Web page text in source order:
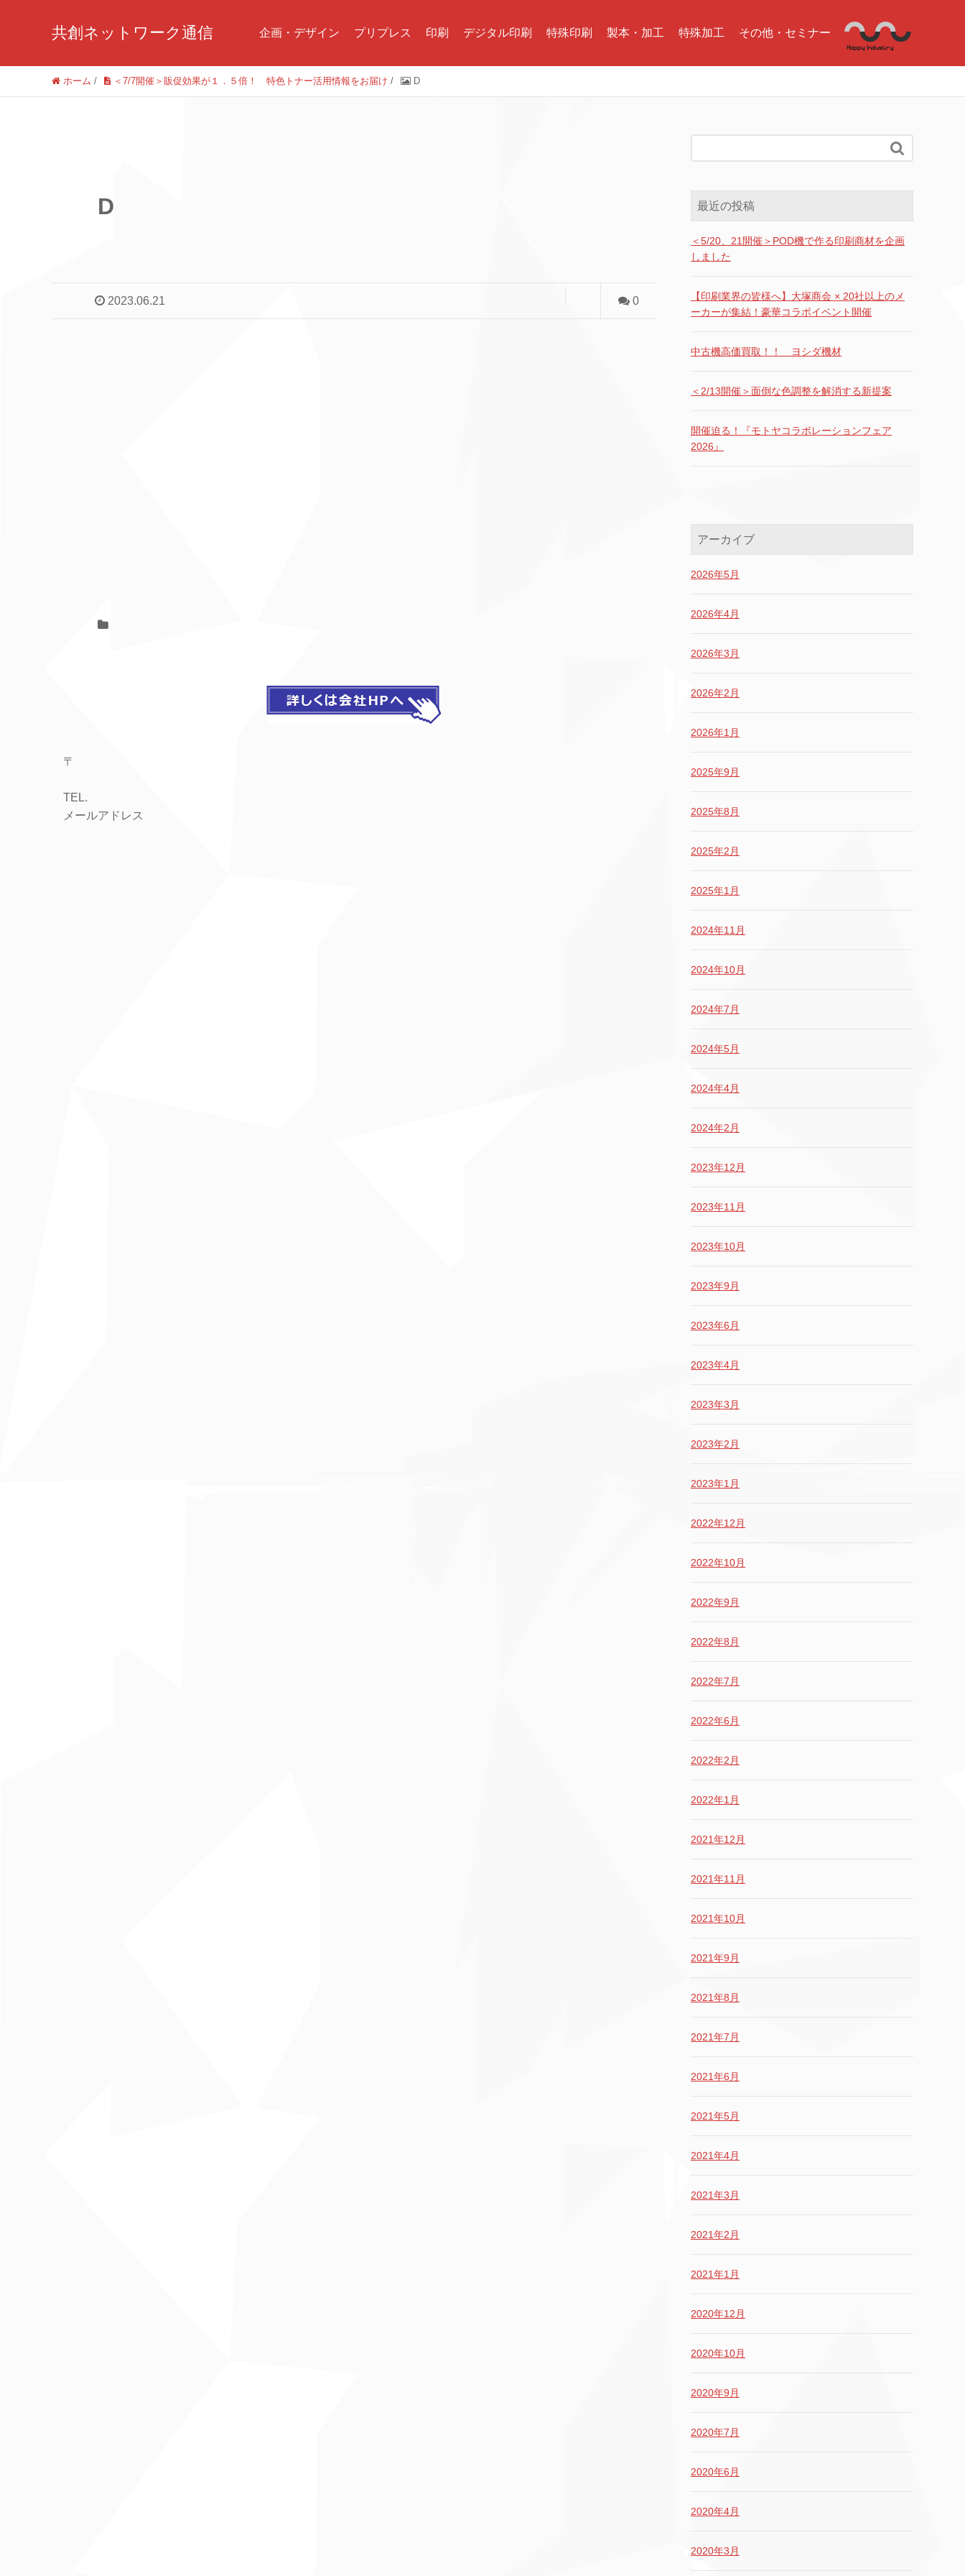
共創ネットワーク通信 企画・デザイン プリプレス 印刷 デジタル印刷 特殊印刷 製本・加工 特殊加工 その他・セミナー
ホーム / ＜7/7開催＞販促効果が１．５倍！ 特色トナー活用情報をお届け / D
D
2023.06.21 0
〒
TEL.
メールアドレス

最近の投稿
＜5/20、21開催＞POD機で作る印刷商材を企画
しました
【印刷業界の皆様へ】大塚商会 × 20社以上のメ
ーカーが集結！豪華コラボイベント開催
中古機高価買取！！ ヨシダ機材
＜2/13開催＞面倒な色調整を解消する新提案
開催迫る！『モトヤコラボレーションフェア
2026』
アーカイブ
2026年5月
2026年4月
2026年3月
2026年2月
2026年1月
2025年9月
2025年8月
2025年2月
2025年1月
2024年11月
2024年10月
2024年7月
2024年5月
2024年4月
2024年2月
2023年12月
2023年11月
2023年10月
2023年9月
2023年6月
2023年4月
2023年3月
2023年2月
2023年1月
2022年12月
2022年10月
2022年9月
2022年8月
2022年7月
2022年6月
2022年2月
2022年1月
2021年12月
2021年11月
2021年10月
2021年9月
2021年8月
2021年7月
2021年6月
2021年5月
2021年4月
2021年3月
2021年2月
2021年1月
2020年12月
2020年10月
2020年9月
2020年7月
2020年6月
2020年4月
2020年3月